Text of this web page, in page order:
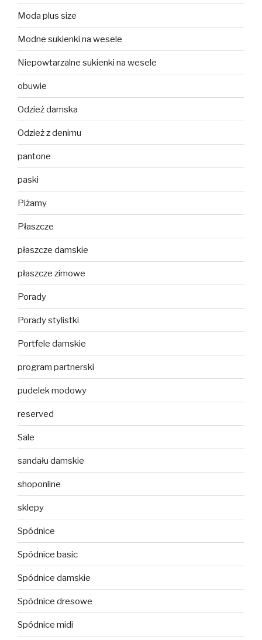
Moda plus size
Modne sukienki na wesele
Niepowtarzalne sukienki na wesele
obuwie
Odzież damska
Odzież z denimu
pantone
paski
Piżamy
Płaszcze
płaszcze damskie
płaszcze zimowe
Porady
Porady stylistki
Portfele damskie
program partnerski
pudelek modowy
reserved
Sale
sandału damskie
shoponline
sklepy
Spódnice
Spódnice basic
Spódnice damskie
Spódnice dresowe
Spódnice midi